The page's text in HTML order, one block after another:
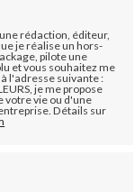
rédaction, éditeur,
je réalise un hors-
pilote une
et vous souhaitez me
l'adresse suivante :
je me propose
votre vie ou d'une
Détails sur